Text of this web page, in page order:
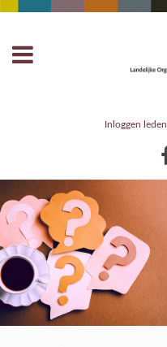
Inloggen leden